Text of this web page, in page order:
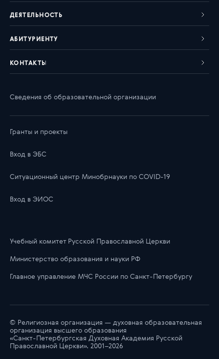
ДЕЯТЕЛЬНОСТЬ
АБИТУРИЕНТУ
КОНТАКТЫ
Сведения об образовательной организации
Гранты и проекты
Вход в ЭБС
Ситуационный центр Минобрнауки по COVID-19
Вход в ЭИОС
Учебный комитет Русской Православной Церкви
Министерство образования и науки РФ
Главноe управлениe МЧС России по Санкт-Петербургу
© Религиозная организация — духовная образовательная
организация высшего образования
«Санкт-Петербургская Духовная Академия Русской
Православной Церкви». 2001–2026